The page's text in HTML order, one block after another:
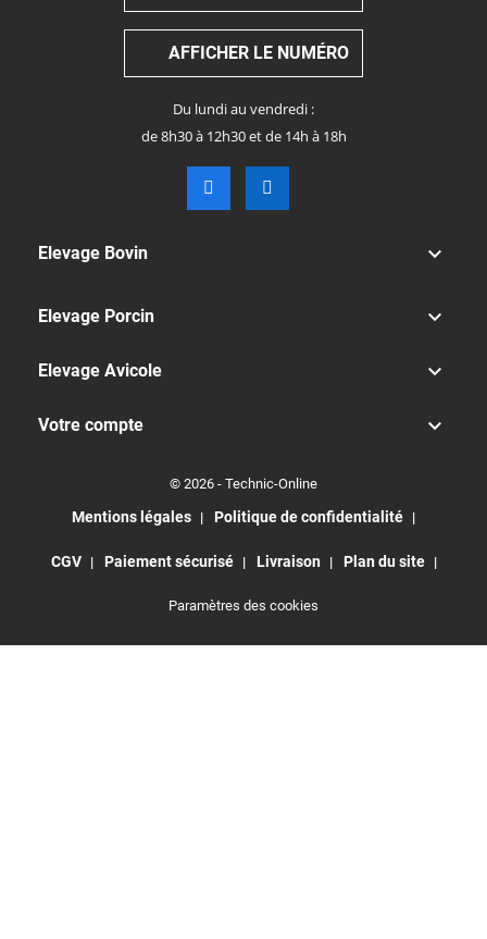
AFFICHER LE NUMÉRO
Du lundi au vendredi :
de 8h30 à 12h30 et de 14h à 18h
Elevage Bovin 
Elevage Porcin 
Elevage Avicole 
Votre compte 
© 2026 - Technic-Online
Mentions légales Politique de confidentialité
CGV Paiement sécurisé Livraison Plan du site
Paramètres des cookies